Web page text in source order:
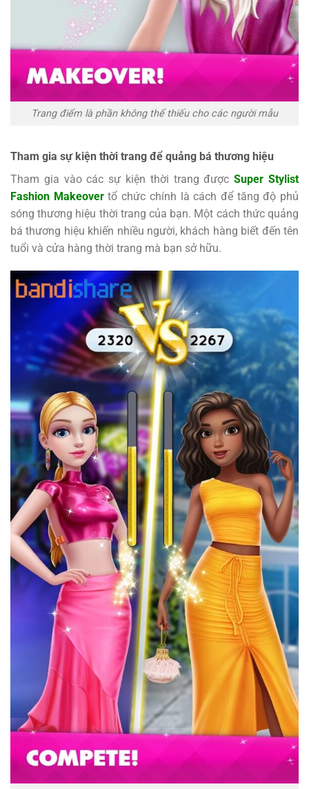
Trang điểm là phần không thể thiếu cho các người mẫu
Tham gia sự kiện thời trang để quảng bá thương hiệu
Tham gia vào các sự kiện thời trang đượcSuper Stylist
Fashion Makeovertổ chức chính là cách để tăng độ phủ
sóng thương hiệu thời trang của bạn. Một cách thức quảng
bá thương hiệu khiến nhiều người, khách hàng biết đến tên
tuổi và cửa hàng thời trang mà bạn sở hữu.